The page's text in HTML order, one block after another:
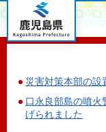
鹿児島県
災害対策本部の設
口永良部島の噴火
げられました